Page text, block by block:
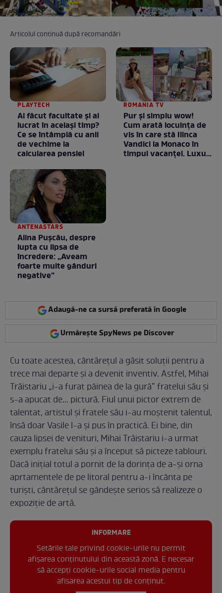
Articolul continuă după recomandări
PLAYTECH
Ai făcut facultate și ai
lucrat în același timp?
Ce se întâmplă cu anii
de vechime la
calcularea pensiei
ROMANIA TV
Pur și simplu wow!
Cum arată locuința de
vis în care stă Ilinca
Vandici la Monaco în
timpul vacanței. Luxul
ANTENASTARS
Alina Pușcău, despre
lupta cu lipsa de
încredere: „Aveam
foarte multe gânduri
negative”
Adaugă-ne ca sursă preferată în Google
Urmărește SpyNews pe Discover
Cu toate acestea, cântărețul a găsit soluții pentru a
trece mai departe și a devenit inventiv. Astfel, Mihai
Trăistariu „i-a furat pâinea de la gură” fratelui său și
s-a apucat de... pictură. Fiul unui pictor extrem de
talentat, artistul și fratele său i-au moștenit talentul,
însă doar Vasile l-a și pus în practică. Ei bine, din
cauza lipsei de venituri, Mihai Trăistariu i-a urmat
exemplu fratelui său și a început să picteze tablouri.
Dacă inițial totul a pornit de la dorința de a-și orna
aprtamentele de pe litoral pentru a-i încânta pe
turiști, cântărețul se gândește serios să realizeze o
expoziție de artă.
INFORMARE
Setările tale privind cookie-urile nu permit
afișarea conținutului din această zonă. E necesar
să accepți cookie-urile social media pentru
afisarea acestui tip de conținut.